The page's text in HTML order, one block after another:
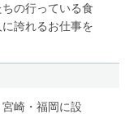
の行っている食
誇れるお仕事を
崎・福岡に設